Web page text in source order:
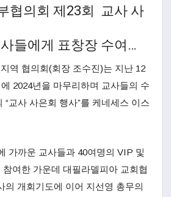
협의회 제23회 교사 사
들에게 표창장 수여…
역 협의회(회장 조수진)는 지난 12
2024년을 마무리하며 교사들의 수
“교사 사은회 행사”를 케네세스 이스
가까운 교사들과 40여명의 VIP 및
여한 가운데 대필라델피아 교회협
의 개회기도에 이어 지선영 총무의